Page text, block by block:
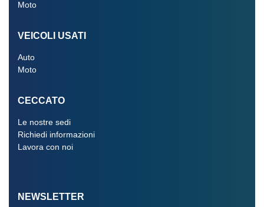
Moto
VEICOLI USATI
Auto
Moto
CECCATO
Le nostre sedi
Richiedi informazioni
Lavora con noi
NEWSLETTER